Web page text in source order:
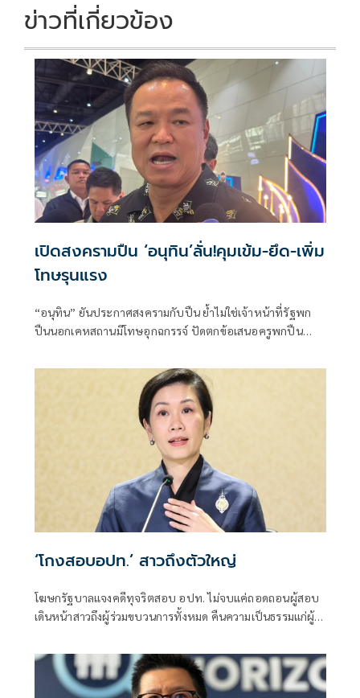
ข่าวที่เกี่ยวข้อง
เปิดสงครามปืน ‘อนุทิน’ลั่น!คุมเข้ม-ยึด-เพิ่ม
โทษรุนแรง
“อนุทิน” ยันประกาศสงครามกับปืน ย้ำไม่ใช่เจ้าหน้าที่รัฐพก
ปืนนอกเคหสถานมีโทษอุกฉกรรจ์ ปัดตกข้อเสนอครูพกปืน
เจ้าของเป็นผู้ต้องหาร่วม
‘โกงสอบอปท.’ สาวถึงตัวใหญ่
โฆษกรัฐบาลแจงคดีทุจริตสอบ อปท. ไม่จบแค่ถอดถอนผู้สอบ
เดินหน้าสาวถึงผู้ร่วมขบวนการทั้งหมด คืนความเป็นธรรมแก่ผู้
ประชาชนต่อระบบการสอบเข้ารับราชการทุกระดับ